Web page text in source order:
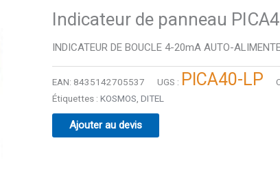
Indicateur de panneau
INDICATEUR DE BOUCLE 4-20mA AUTO-
EAN: 8435142705537 UGS : PICA40-LP
Étiquettes : KOSMOS DITEL
Ajouter au devis